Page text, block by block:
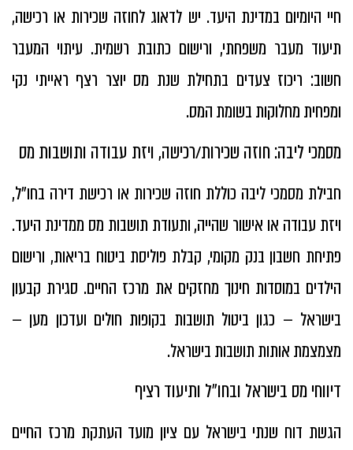
חיי היומיום במדינת היעד. יש לדאוג לחוזה שכירות או רכישה,
תיעוד מעבר משפחתי, ורישום כתובת רשמית. עיתוי המעבר
חשוב: ריכוז צעדים בתחילת שנת מס יוצר רצף ראייתי נקי
ומפחית מחלוקות בשומת המס.
מסמכי ליבה: חוזה שכירות/רכישה, ויזת עבודה ותושבות מס
חבילת מסמכי ליבה כוללת חוזה שכירות או רכישת דירה בחו״ל,
ויזת עבודה או אישור שהייה, ותעודת תושבות מס ממדינת היעד.
פתיחת חשבון בנק מקומי, קבלת פוליסת ביטוח בריאות, ורישום
הילדים במוסדות חינוך מחזקים את מרכז החיים. סגירת קבעון
בישראל — כגון ביטול תושבות בקופות חולים ועדכון מען —
מצמצמת אותות תושבות בישראל.
דיווחי מס בישראל ובחו״ל ותיעוד רציף
הגשת דוח שנתי בישראל עם ציון מועד העתקת מרכז החיים